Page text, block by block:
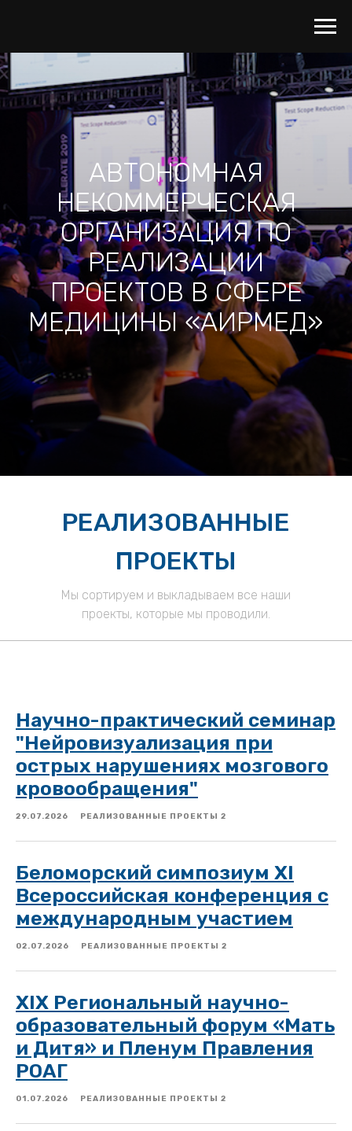
АВТОНОМНАЯ
НЕКОММЕРЧЕСКАЯ
ОРГАНИЗАЦИЯ ПО
РЕАЛИЗАЦИИ
ПРОЕКТОВ В СФЕРЕ
МЕДИЦИНЫ «АИРМЕД»
РЕАЛИЗОВАННЫЕ
ПРОЕКТЫ
Мы сортируем и выкладываем все наши
проекты, которые мы проводили.
Научно-практический семинар
"Нейровизуализация при
острых нарушениях мозгового
кровообращения"
29.07.2026 РЕАЛИЗОВАННЫЕ ПРОЕКТЫ 2
Беломорский симпозиум XI
Всероссийская конференция с
международным участием
02.07.2026 РЕАЛИЗОВАННЫЕ ПРОЕКТЫ 2
XIX Региональный научно-
образовательный форум «Мать
и Дитя» и Пленум Правления
РОАГ
01.07.2026 РЕАЛИЗОВАННЫЕ ПРОЕКТЫ 2